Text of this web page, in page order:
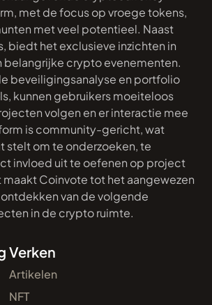
met de focus op vroege tokens,
met veel potentieel. Naast
biedt het exclusieve inzichten in
belangrijke crypto evenementen.
beveiligingsanalyse en portfolio
kunnen gebruikers moeiteloos
volgen en er interactie mee
is community-gericht, wat
stelt om te onderzoeken, te
invloed uit te oefenen op project
Coinvote tot het aangewezen
van de volgende
in de crypto ruimte.
Verken
Artikelen
NFT